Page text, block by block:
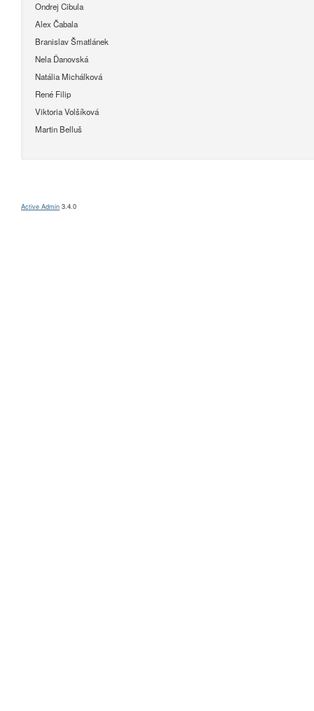
Ondrej Cibula
Alex Čabala
Branislav Šmatlánek
Nela Ďanovská
Natália Michálková
René Filip
Viktoria Volšíková
Martin Belluš
Active Admin 3.4.0